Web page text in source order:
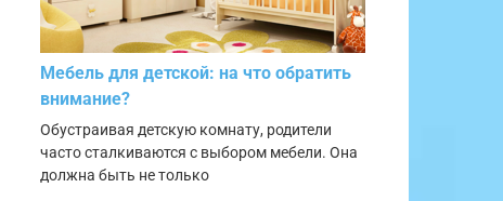
Мебель для детской: на что обратить
внимание?
Обустраивая детскую комнату, родители
часто сталкиваются с выбором мебели. Она
должна быть не только